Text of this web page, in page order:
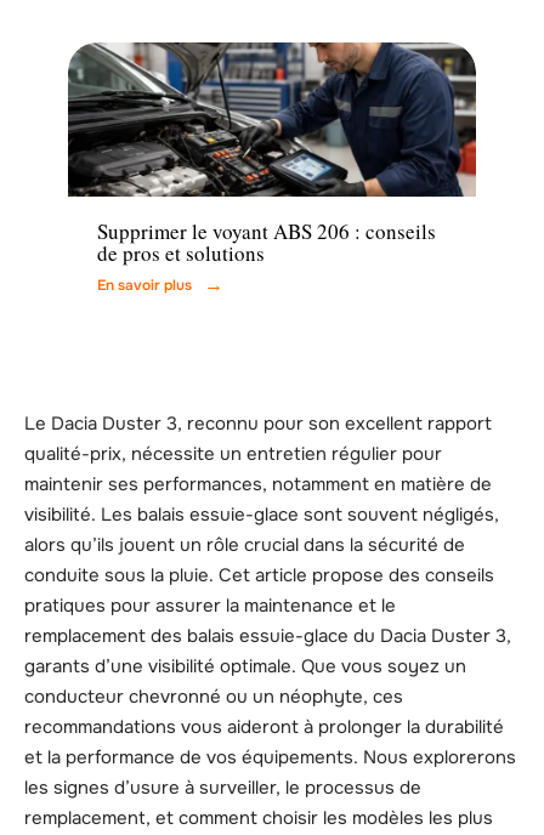
Actu
Supprimer le voyant ABS 206 : conseils
de pros et solutions
En savoir plus
Le Dacia Duster 3, reconnu pour son excellent rapport
qualité-prix, nécessite un entretien régulier pour
maintenir ses performances, notamment en matière de
visibilité. Les balais essuie-glace sont souvent négligés,
alors qu’ils jouent un rôle crucial dans la sécurité de
conduite sous la pluie. Cet article propose des conseils
pratiques pour assurer la maintenance et le
remplacement des balais essuie-glace du Dacia Duster 3,
garants d’une visibilité optimale. Que vous soyez un
conducteur chevronné ou un néophyte, ces
recommandations vous aideront à prolonger la durabilité
et la performance de vos équipements. Nous explorerons
les signes d’usure à surveiller, le processus de
remplacement, et comment choisir les modèles les plus